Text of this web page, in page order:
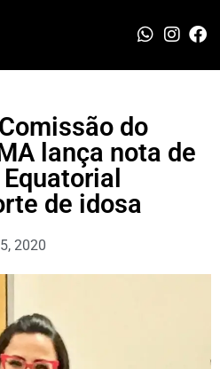
do
lança nota de
de idosa
2020